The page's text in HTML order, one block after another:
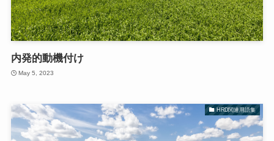
内発的動機付け
May 5, 2023
HRD関連用語集